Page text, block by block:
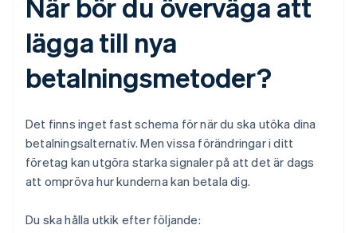
När bör du överväga att
lägga till nya
betalningsmetoder?
Det finns inget fast schema för när du ska utöka dina
betalningsalternativ. Men vissa förändringar i ditt
företag kan utgöra starka signaler på att det är dags
att ompröva hur kunderna kan betala dig.
Du ska hålla utkik efter följande: